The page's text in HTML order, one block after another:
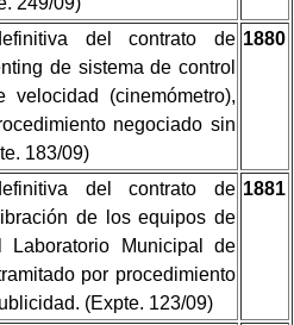
del contrato de
de sistema de control
velocidad (cinemómetro),
negociado sin
183/09)
1880
del contrato de
de los equipos de
Laboratorio Municipal de
por procedimiento
(Expte. 123/09)
1881